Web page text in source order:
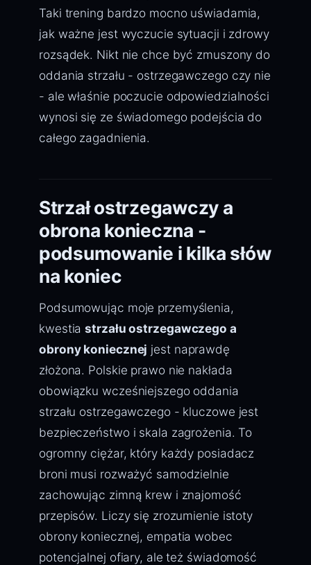
Taki trening bardzo mocno uświadamia,
jak ważne jest wyczucie sytuacji i zdrowy
rozsądek. Nikt nie chce być zmuszony do
oddania strzału - ostrzegawczego czy nie
- ale właśnie poczucie odpowiedzialności
wynosi się ze świadomego podejścia do
całego zagadnienia.
Strzał ostrzegawczy a
obrona konieczna -
podsumowanie i kilka słów
na koniec
Podsumowując moje przemyślenia,
kwestiastrzału ostrzegawczego a
obrony koniecznej jest naprawdę
złożona. Polskie prawo nie nakłada
obowiązku wcześniejszego oddania
strzału ostrzegawczego - kluczowe jest
bezpieczeństwo i skala zagrożenia. To
ogromny ciężar, który każdy posiadacz
broni musi rozważyć samodzielnie
zachowując zimną krew i znajomość
przepisów. Liczy się zrozumienie istoty
obrony koniecznej, empatia wobec
potencjalnej ofiary, ale też świadomość